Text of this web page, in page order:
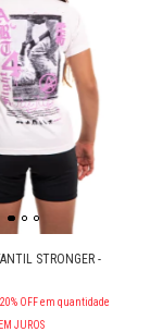
STRONGER -
OFF em quantidade
JUROS